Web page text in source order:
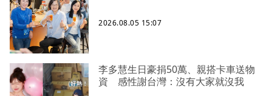
2026.08.05 15:07
李多慧生日豪捐50萬、親搭卡車送物
資 感性謝台灣：沒有大家就沒我